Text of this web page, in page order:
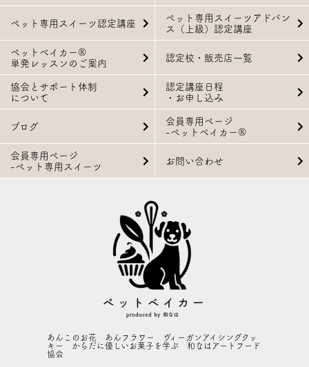
ペット専用スイーツ認定講座
ペット専用スイーツアドバン
ス（上級）認定講座
ペットベイカー®
単発レッスンのご案内
認定校・販売店一覧
協会とサポート体制
について
認定講座日程
・お申し込み
ブログ
会員専用ページ
-ペットベイカー®
会員専用ページ
-ペット専用スイーツ
お問い合わせ
あんこのお花 あんフラワー ヴィーガンアイシングクッ
キー からだに優しいお菓子を学ぶ 和なはアートフード
協会